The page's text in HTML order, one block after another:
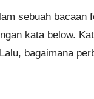
sebuah
kata below.
bagaimana